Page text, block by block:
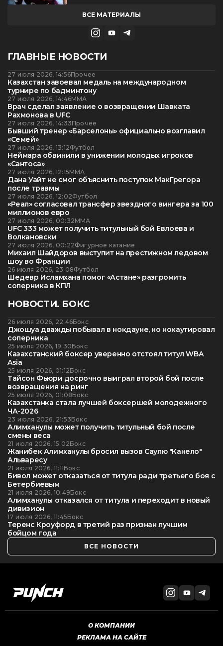
ВСЕ МАТЕРИАЛЫ
ГЛАВНЫЕ НОВОСТИ
27 июля 2026, 14:56Прочее
Казахстан завоевал медаль на международном
турнире по бадминтону
27 июля 2026, 14:46ММА
Врач сделал заявление о возвращении Шавката
Рахмонова в UFC
27 июля 2026, 14:33Прочее
Бывший тренер «Барселоны» официально возглавил
«Семей»
27 июля 2026, 13:12Футбол
Неймара обвинили в унижении молодых игроков
«Сантоса»
27 июля 2026, 12:15ММА
Дана Уайт не смог объяснить поступок МакГрегора
после травмы
27 июля 2026, 12:02Футбол
«Реал» согласовал трансфер звездного вингера за 100
миллионов евро
27 июля 2026, 00:32ММА
UFC 333 может получить титульный бой Евлоева и
Волкановски
27 июля 2026, 00:22Фигурное катание
Михаил Шайдоров выступит на престижном ледовом
шоу во Франции
26 июля 2026, 23:08Футбол
Шедевр Исламхана помог «Астане» разгромить
соперника в КПЛ
НОВОСТИ. БОКС
26 июля 2026, 22:46Бокс
Джошуа дважды побывал в нокдауне, но нокаутировал
соперника
25 июля 2026, 19:30Бокс
Казахстанский боксер уверенно отстоял титул WBA
Asia
25 июля 2026, 01:12Бокс
Тайсон Фьюри досрочно выиграл второй бой после
возвращения на ринг
25 июля 2026, 01:08Бокс
Казахстанка стала лучшей боксершей молодежного
ЧА-2026
23 июля 2026, 21:53Бокс
Алимханулы может получить титульный бой после
смены веса
21 июля 2026, 15:02Бокс
Жанибек Алимханулы бросил вызов Саулю "Канело"
Альваресу
21 июля 2026, 11:11Бокс
Бивол может отказаться от титула ради третьего боя с
Бетербиевым
21 июля 2026, 10:49Бокс
Алимханулы отказался от титула и переходит в новый
дивизион
17 июля 2026, 11:45Бокс
Теренс Кроуфорд в третий раз признан лучшим
бойцом года
ВСЕ НОВОСТИ
О КОМПАНИИ
РЕКЛАМА НА САЙТЕ